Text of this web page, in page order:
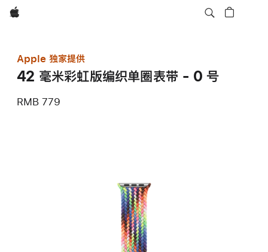
Apple
Apple 独家提供
42 毫米彩虹版编织单圈表带 - 0 号
RMB 779